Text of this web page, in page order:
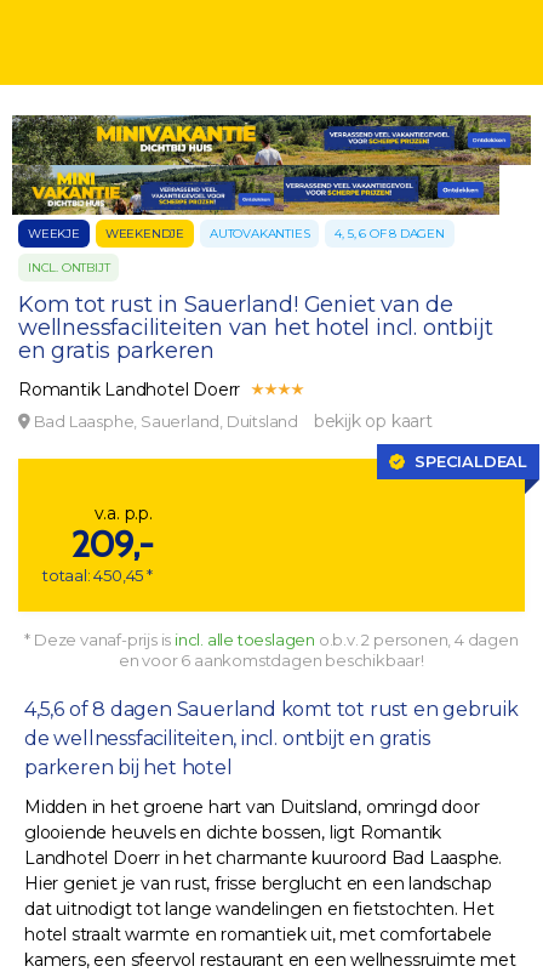
WEEKJE WEEKENDJE AUTOVAKANTIES 4, 5, 6 OF 8 DAGEN
INCL. ONTBIJT
Kom tot rust in Sauerland! Geniet van de
wellnessfaciliteiten van het hotel incl. ontbijt
en gratis parkeren
Romantik Landhotel Doerr
Bad Laasphe, Sauerland, Duitsland bekijk op kaart
SPECIALDEAL
v.a. p.p.
209,-
totaal: 450,45 *
* Deze vanaf-prijs is incl. alle toeslagen o.b.v. 2 personen, 4 dagen
en voor 6 aankomstdagen beschikbaar!
4,5,6 of 8 dagen Sauerland komt tot rust en gebruik
de wellnessfaciliteiten, incl. ontbijt en gratis
parkeren bij het hotel
Midden in het groene hart van Duitsland, omringd door
glooiende heuvels en dichte bossen, ligt Romantik
Landhotel Doerr in het charmante kuuroord Bad Laasphe.
Hier geniet je van rust, frisse berglucht en een landschap
dat uitnodigt tot lange wandelingen en fietstochten. Het
hotel straalt warmte en romantiek uit, met comfortabele
kamers, een sfeervol restaurant en een wellnessruimte met